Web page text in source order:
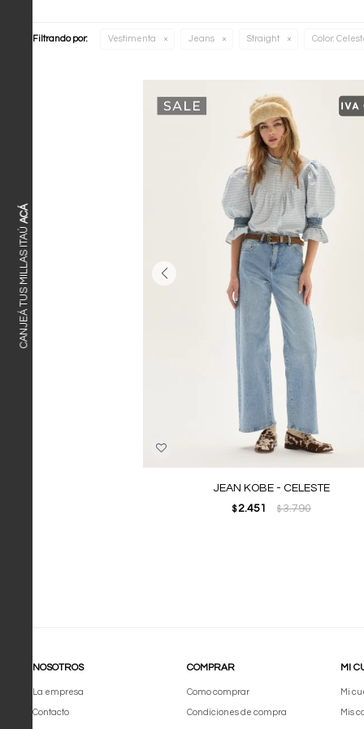
CANJEÁ TUS MILLAS ITAÚ
ACÁ
Filtrando por: Vestimenta Jeans Straight Color:
JEAN KOBE - CELESTE
$2.451 $3.790
NOSOTROS
La empresa
Contacto
COMPRAR
Como comprar
Condiciones de compra
MI
Mi
Mis